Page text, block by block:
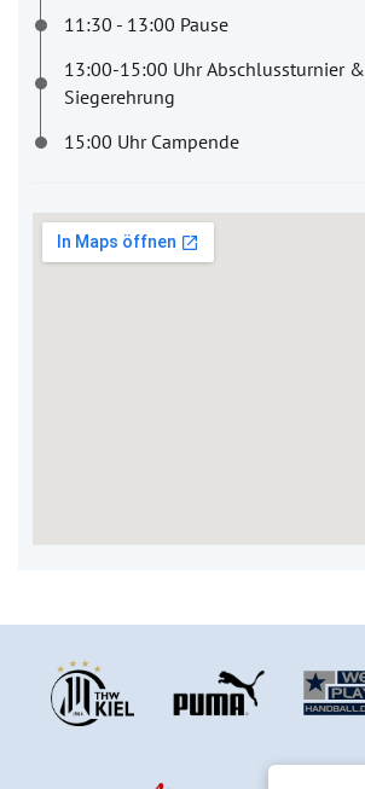
11:30 - 13:00 Pause
13:00-15:00 Uhr Abschlussturnier &
Siegerehrung
15:00 Uhr Campende